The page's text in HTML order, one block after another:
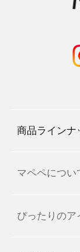
商品ラインナ
マペペについ
ぴったりのア